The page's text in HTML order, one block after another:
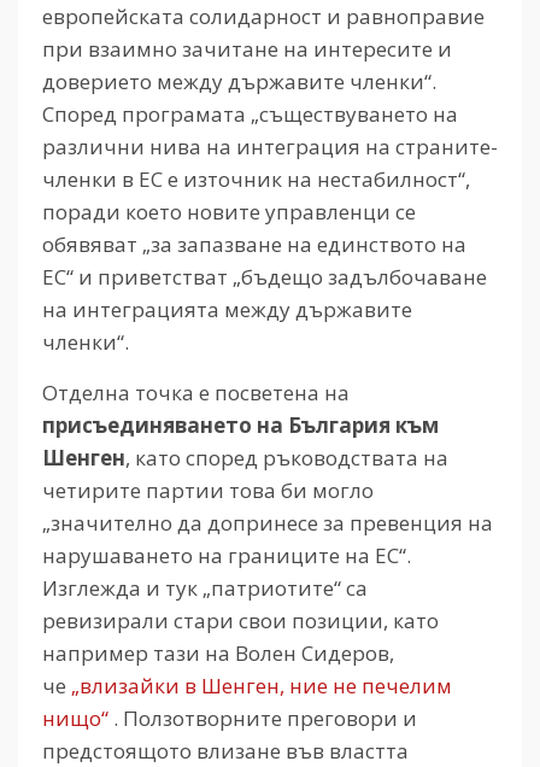
европейската солидарност и равноправие
при взаимно зачитане на интересите и
доверието между държавите членки“.
Според програмата „съществуването на
различни нива на интеграция на страните-
членки в ЕС е източник на нестабилност“,
поради което новите управленци се
обявяват „за запазване на единството на
ЕС“ и приветстват „бъдещо задълбочаване
на интеграцията между държавите
членки“.
Отделна точка е посветена на
присъединяването на България към
Шенген, като според ръководствата на
четирите партии това би могло
„значително да допринесе за превенция на
нарушаването на границите на ЕС“.
Изглежда и тук „патриотите“ са
ревизирали стари свои позиции, като
например тази на Волен Сидеров,
че „влизайки в Шенген, ние не печелим
нищо“ . Ползотворните преговори и
предстоящото влизане във властта